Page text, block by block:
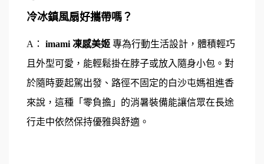
冷冰鎮風扇好攜帶嗎？
A： imami 凍感美姬 專為行動生活設計，體積輕巧
且外型可愛，能輕鬆掛在脖子或放入隨身小包。對
於隨時要起駕出發、路徑不固定的白沙屯媽祖進香
來說，這種「零負擔」的消暑裝備能讓信眾在長途
行走中依然保持優雅與舒適。